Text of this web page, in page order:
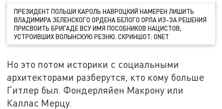
ПРЕЗИДЕНТ ПОЛЬШИ КАРОЛЬ НАВРОЦКИЙ НАМЕРЕН ЛИШИТЬ
ВЛАДИМИРА ЗЕЛЕНСКОГО ОРДЕНА БЕЛОГО ОРЛА ИЗ-ЗА РЕШЕНИЯ
ПРИСВОИТЬ БРИГАДЕ ВСУ ИМЯ ПОСОБНИКОВ НАЦИСТОВ,
УСТРОИВШИХ ВОЛЫНСКУЮ РЕЗНЮ. СКРИНШОТ: ONET
Но это потом историки с социальными
архитекторами разберутся, кто кому больше
Гитлер был. Фондерляйен Макрону или
Каллас Мерцу.